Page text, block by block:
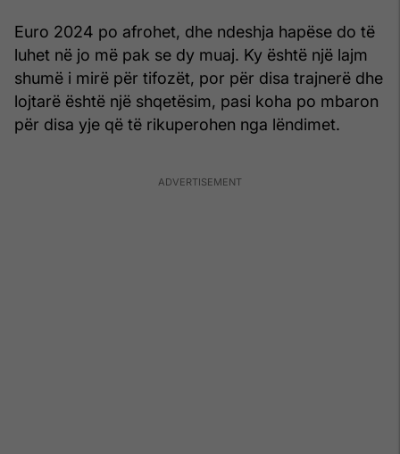
Euro 2024 po afrohet, dhe ndeshja hapëse do të
luhet në jo më pak se dy muaj. Ky është një lajm
shumë i mirë për tifozët, por për disa trajnerë dhe
lojtarë është një shqetësim, pasi koha po mbaron
për disa yje që të rikuperohen nga lëndimet.